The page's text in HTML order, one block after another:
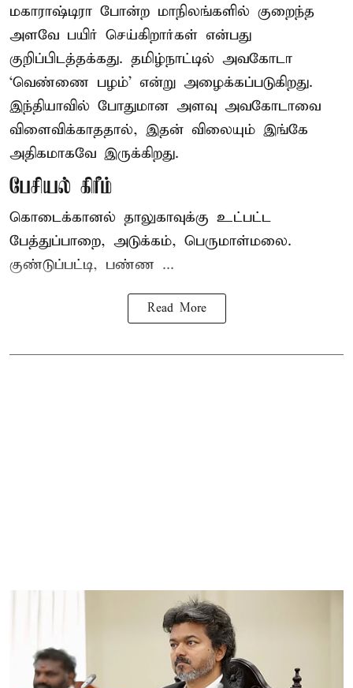
மகாராஷ்டிரா போன்ற மாநிலங்களில் குறைந்த
அளவே பயிர் செய்கிறார்கள் என்பது
குறிப்பிடத்தக்கது. தமிழ்நாட்டில் அவகோடா
‘வெண்ணை பழம்’ என்று அழைக்கப்படுகிறது.
இந்தியாவில் போதுமான அளவு அவகோடாவை
விளைவிக்காததால், இதன் விலையும் இங்கே
அதிகமாகவே இருக்கிறது.
பேசியல் கிரீம்
கொடைக்கானல் தாலுகாவுக்கு உட்பட்ட
பேத்துப்பாறை, அடுக்கம், பெருமாள்மலை.
குண்டுப்பட்டி, பண்ண ...
Read More